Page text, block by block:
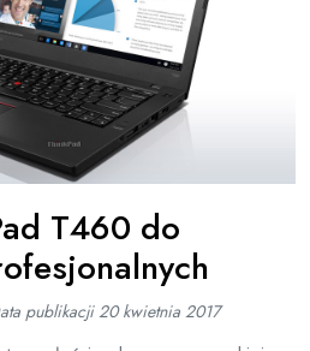
T460 do
publikacji20 kwietnia 2017